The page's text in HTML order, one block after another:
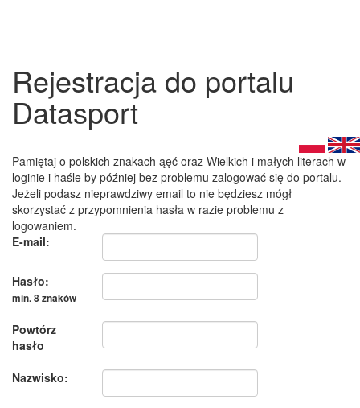
Rejestracja do portalu
Datasport
Pamiętaj o polskich znakach ąęć oraz Wielkich i małych literach w
loginie i haśle by później bez problemu zalogować się do portalu.
Jeżeli podasz nieprawdziwy email to nie będziesz mógł
skorzystać z przypomnienia hasła w razie problemu z
logowaniem.
E-mail:
Hasło:
min. 8 znaków
Powtórz
hasło
Nazwisko: